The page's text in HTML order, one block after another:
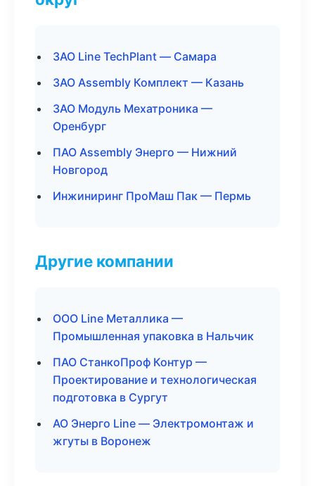
ЗАО Line TechPlant — Самара
ЗАО Assembly Комплект — Казань
ЗАО Модуль Мехатроника —
Оренбург
ПАО Assembly Энерго — Нижний
Новгород
Инжиниринг ПроМаш Пак — Пермь
Другие компании
ООО Line Металлика —
Промышленная упаковка в Нальчик
ПАО СтанкоПроф Контур —
Проектирование и технологическая
подготовка в Сургут
АО Энерго Line — Электромонтаж и
жгуты в Воронеж